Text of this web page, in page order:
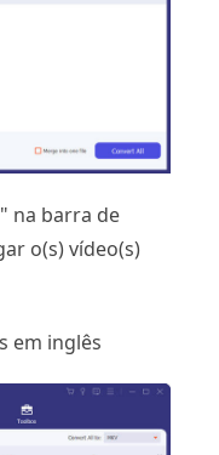
na barra de
o(s) vídeo(s)
em inglês